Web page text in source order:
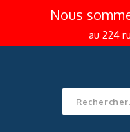
Nous
au 224